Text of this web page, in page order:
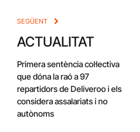
SEGÜENT
ACTUALITAT
Primera sentència col·lectiva
que dóna la raó a 97
repartidors de Deliveroo i els
considera assalariats i no
autònoms